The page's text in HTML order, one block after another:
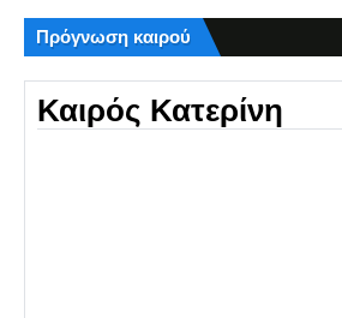
Πρόγνωση καιρού
Καιρός Κατερίνη